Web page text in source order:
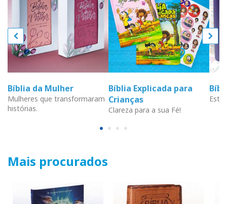
Bíblia da Mulher
Mulheres que transformaram
histórias.
Bíblia Explicada para
Crianças
Clareza para a sua Fé!
Mais procurados